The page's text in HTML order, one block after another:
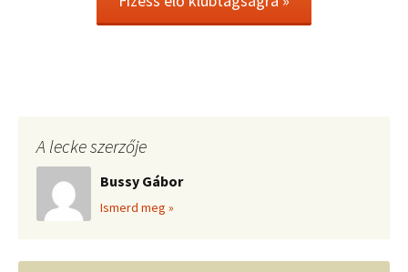
A lecke szerzője
Bussy Gábor
Ismerd meg »